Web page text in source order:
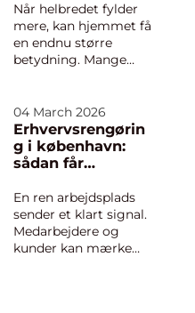
Når helbredet fylder
mere, kan hjemmet få
en endnu større
betydning. Mange
og føler sig mere
trygge i egne
omgivelser. Her kan
privat sygepleje være
ro, kontinuitet og
frihed både fo...
04 March 2026
Erhvervsrengørin
g i københavn:
sådan får
mest værdi for
pengene
En ren arbejdsplads
sender et klart signal.
Medarbejdere og
kunder kan mærke